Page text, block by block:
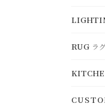
OBJET
CLOCK
VIEW
DUST
VIEW
RUG ラ
VIEW
RUG
VIEW